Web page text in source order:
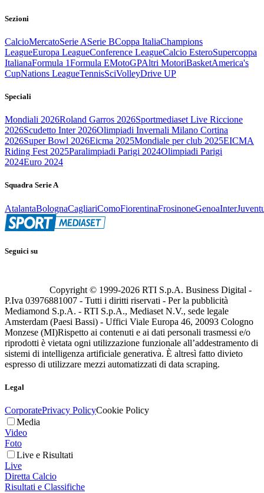
Sezioni
CalcioMercatoSerie ASerie BCoppa ItaliaChampions
LeagueEuropa LeagueConference LeagueCalcio EsteroSupercoppa
ItalianaFormula 1Formula EMotoGPAltri MotoriBasketAmerica's
CupNations LeagueTennisSciVolleyDrive UP
Speciali
Mondiali 2026Roland Garros 2026Sportmediaset Live Riccione
2026Scudetto Inter 2026Olimpiadi Invernali Milano Cortina
2026Super Bowl 2026Eicma 2025Mondiale per club 2025EICMA
Riding Fest 2025Paralimpiadi Parigi 2024Olimpiadi Parigi
2024Euro 2024
Squadra Serie A
AtalantaBolognaCagliariComoFiorentinaFrosinoneGenoaInter
Seguici su
Copyright © 1999-2026 RTI S.p.A. Business Digital -
P.Iva 03976881007 - Tutti i diritti riservati - Per la pubblicità
Mediamond S.p.A. - RTI S.p.A., Mediaset N.V., sede legale
Amsterdam (Paesi Bassi) - Uffici Viale Europa 46, 20093 Cologno
Monzese (MI)Rispetto ai contenuti e ai dati personali trasmessi e/o
riprodotti è vietata ogni utilizzazione funzionale all’addestramento di
sistemi di intelligenza artificiale generativa. È altresì fatto divieto
espresso di utilizzare mezzi automatizzati di data scraping.
Legal
CorporatePrivacy PolicyCookie Policy
Media
Video
Foto
Live e Risultati
Live
Diretta Calcio
Risultati e Classifiche